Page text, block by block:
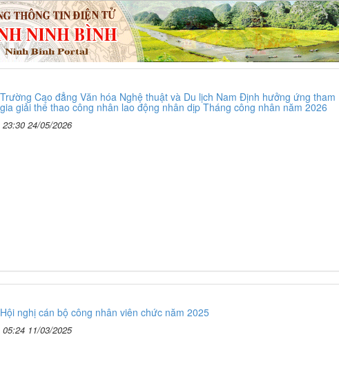
Trường Cao đẳng Văn hóa Nghệ thuật và Du lịch Nam Định hưởng ứng tham
gia giải thể thao công nhân lao động nhân dịp Tháng công nhân năm 2026
23:30 24/05/2026
Hội nghị cán bộ công nhân viên chức năm 2025
05:24 11/03/2025